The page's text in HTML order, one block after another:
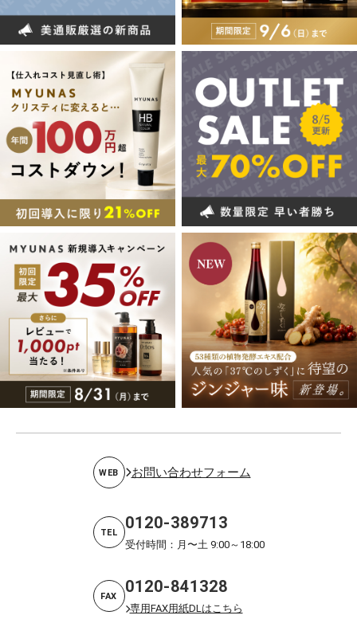
WEB お問い合わせフォーム
TEL 0120-389713
受付時間：月〜土 9:00～18:00
FAX 0120-841328
専用FAX用紙DLはこちら